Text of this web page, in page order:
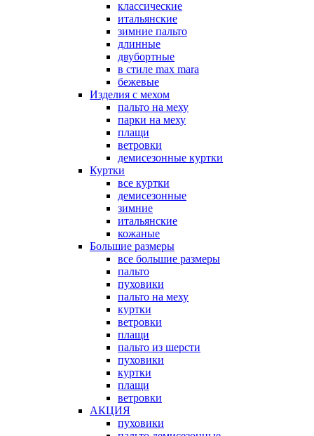
классические
итальянские
зимние пальто
длинные
двубортные
в стиле max mara
бежевые
Изделия с мехом
пальто на меху
парки на меху
плащи
ветровки
демисезонные куртки
Куртки
все куртки
демисезонные
зимние
итальянские
кожаные
Большие размеры
все большие размеры
пальто
пуховики
пальто на меху
куртки
ветровки
плащи
пальто из шерсти
пуховики
куртки
плащи
ветровки
АКЦИЯ
пуховики